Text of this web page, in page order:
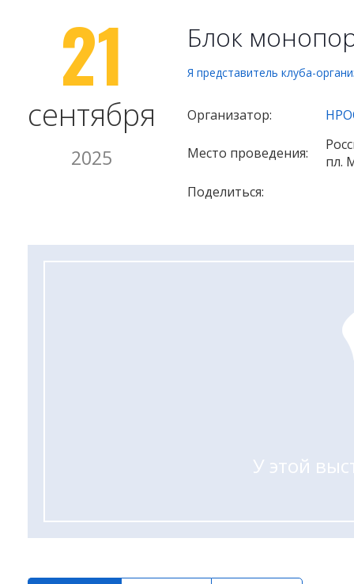
21
сентября
2025
Блок
Я представитель клуба-
Организатор:
Место проведения:
пл.
Поделиться:
У этой